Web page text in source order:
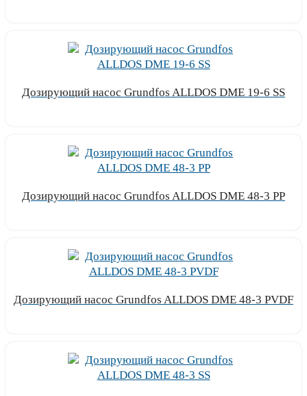
Дозирующий насос Grundfos ALLDOS DME 19-6 SS
Дозирующий насос Grundfos ALLDOS DME 48-3 PP
Дозирующий насос Grundfos ALLDOS DME 48-3 PVDF